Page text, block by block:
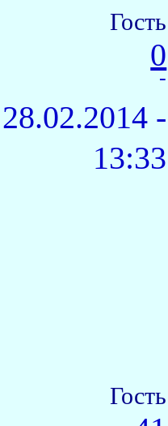
Гость
0
-
28.02.2014 -
13:33
Гость